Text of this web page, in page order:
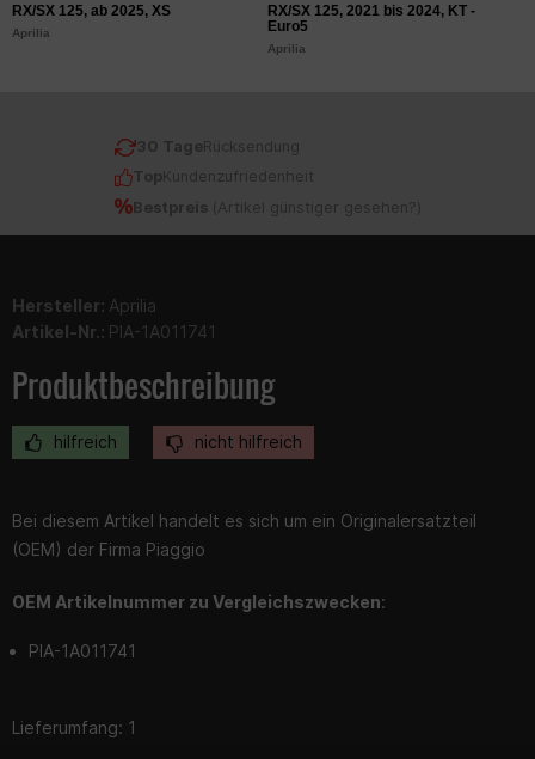
RX/SX 125, ab 2025, XS
Aprilia
RX/SX 125, 2021 bis 2024, KT -
Euro5
Aprilia
30 TageRücksendung
TopKundenzufriedenheit
Bestpreis ( Artikel günstiger gesehen? )
Hersteller: Aprilia
Artikel-Nr.: PIA-1A011741
Produktbeschreibung
hilfreich nicht hilfreich
Bei diesem Artikel handelt es sich um ein Originalersatzteil
(OEM) der Firma Piaggio
OEM Artikelnummer zu Vergleichszwecken:
PIA-1A011741
Lieferumfang: 1